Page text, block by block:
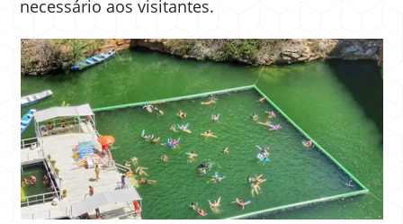
necessário aos visitantes.